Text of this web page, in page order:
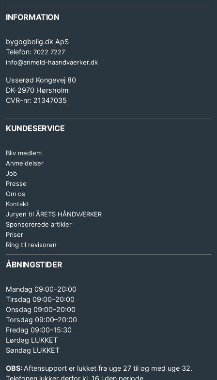
INFORMATION
bygogbolig.dk ApS
Telefon: 7022 7227
info@anmeld-haandvaerker.dk
Usserød Kongevej 80
DK-2970 Hørsholm
CVR-nr: 21347035
KUNDESERVICE
Bliv medlem
Anmeldelser
Job
Presse
Om os
Kontakt
Juryen til ÅRETS HÅNDVÆRKER
Sponsorerede artikler
Priser
Ring til revisoren
ÅBNINGSTIDER
Mandag 09:00–20:00
Tirsdag 09:00–20:00
Onsdag 09:00–20:00
Torsdag 09:00–20:00
Fredag 09:00–15:30
Lørdag LUKKET
Søndag LUKKET
OBS: Aftensupport er lukket fra uge 27 til og med uge 32.